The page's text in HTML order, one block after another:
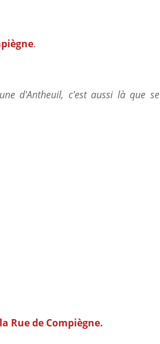
.
d'Antheuil, c'est aussi là que se
Rue de Compiègne.